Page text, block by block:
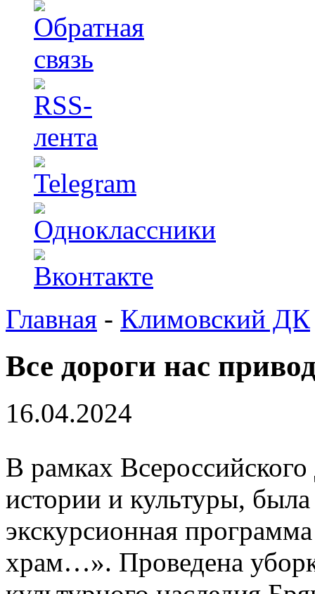
Главная - Климовский ДК
Все дороги нас
16.04.2024
В рамках
истории и культуры,
экскурсионная
храм…». Проведена